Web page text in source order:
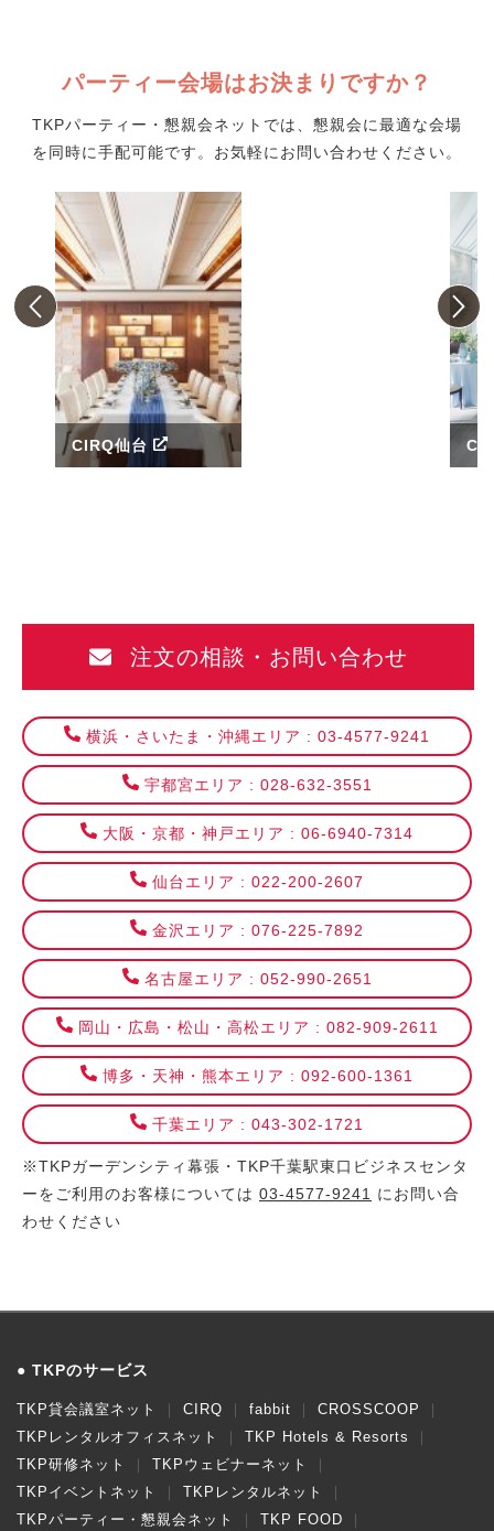
パーティー会場はお決まりですか？
TKPパーティー・懇親会ネットでは、懇親会に最適な会場
を同時に手配可能です。お気軽にお問い合わせください。
CIRQ仙台
注文の相談・お問い合わせ
横浜・さいたま・沖縄エリア : 03-4577-9241
宇都宮エリア : 028-632-3551
大阪・京都・神戸エリア : 06-6940-7314
仙台エリア : 022-200-2607
金沢エリア : 076-225-7892
名古屋エリア : 052-990-2651
岡山・広島・松山・高松エリア : 082-909-2611
博多・天神・熊本エリア : 092-600-1361
千葉エリア : 043-302-1721
※TKPガーデンシティ幕張・TKP千葉駅東口ビジネスセンタ
ーをご利用のお客様については 03-4577-9241 にお問い合
わせください
TKPのサービス
TKP貸会議室ネット CIRQ fabbit
CROSSCOOP
TKPレンタルオフィスネット
TKP Hotels & Resorts
TKP研修ネット
TKPウェビナーネット
TKPイベントネット
TKPレンタルネット
TKPパーティー・懇親会ネット
TKP FOOD